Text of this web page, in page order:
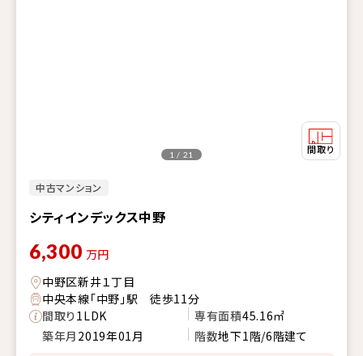
中古マンション
シティインデックス中野
1 / 21
6,300 万円
中野区新井１丁目
中央本線「中野」駅 徒歩11分
間取り1LDK 専有面積45.16㎡
築年月 2019年01月 階数地下1階/6階建て